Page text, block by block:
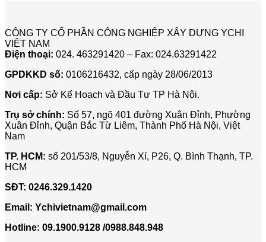
CÔNG TY CỔ PHẦN CÔNG NGHIỆP XÂY DỰNG YCHI
VIỆT NAM
Điện thoại: 024. 463291420 – Fax: 024.63291422
GPDKKD số: 0106216432, cấp ngày 28/06/2013
Nơi cấp: Sở Kế Hoạch và Đầu Tư TP Hà Nội.
Trụ sở chính: Số 57, ngõ 401 đường Xuân Đỉnh, Phường
Xuân Đỉnh, Quận Bắc Từ Liêm, Thành Phố Hà Nội, Việt
Nam
TP. HCM: số 201/53/8, Nguyễn Xí, P26, Q. Bình Thạnh, TP.
HCM
SĐT: 0246.329.1420
Email: Ychivietnam@gmail.com
Hotline: 09.1900.9128 /0988.848.948